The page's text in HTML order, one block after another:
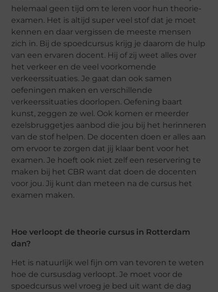
helemaal geen tijd om te leren voor hun theorie-
examen. Het is altijd super veel stof dat je moet
kennen en daar vergissen de meeste mensen
zich in. Bij de spoedcursus krijg je daarom de hulp
van een ervaren docent. Hij of zij weet alles over
het verkeer en de veel voorkomende
verkeerssituaties. Je gaat dan ook samen
oefeningen maken en verschillende
verkeerssituaties doorlopen. Oefening baart
kunst, zeggen ze wel. Ook komen er meerder
ezelsbruggetjes aanbod die jou bij het herinneren
van de stof helpen. De docenten doen er alles aan
om ervoor te zorgen dat jij klaar bent voor het
examen. Je hoeft ook niet zelf een reservering te
maken bij het CBR want dat doen de docenten
voor jou. Jij kunt dan meteen na de cursus het
examen maken.
Hoe verloopt de theorie cursus in Rotterdam
dan?
Het is natuurlijk wel fijn om van tevoren te weten
hoe de cursusdag verloopt. Je moet voor de
spoedcursus wel vroeg je bed uit want de dag